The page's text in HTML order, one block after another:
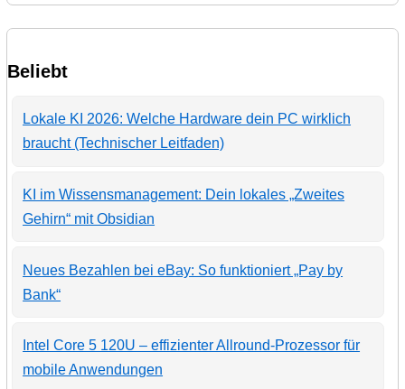
Beliebt
Lokale KI 2026: Welche Hardware dein PC wirklich
braucht (Technischer Leitfaden)
KI im Wissensmanagement: Dein lokales „Zweites
Gehirn“ mit Obsidian
Neues Bezahlen bei eBay: So funktioniert „Pay by
Bank“
Intel Core 5 120U – effizienter Allround-Prozessor für
mobile Anwendungen